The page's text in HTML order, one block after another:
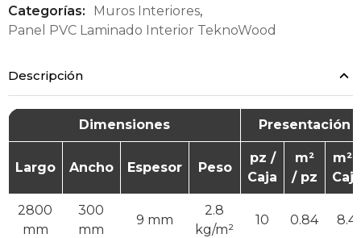
Categorías: Muros Interiores,
Panel PVC Laminado Interior TeknoWood
Descripción
Dimensiones Presentación
Largo Ancho Espesor Peso
pz /
Caja
m²
/ pz
m² /
Caja
2800
mm
300
mm
9 mm
2.8
kg/m²
10 0.84 8.4